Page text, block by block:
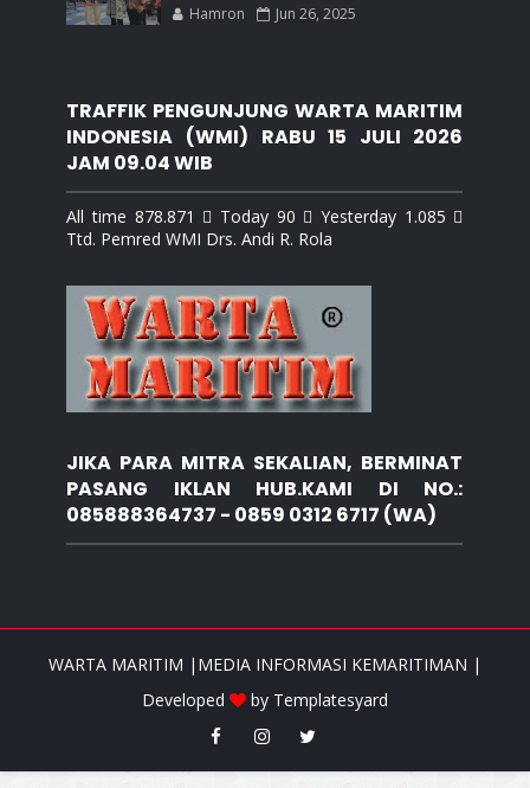
Hamron Jun 26, 2025
TRAFFIK PENGUNJUNG WARTA MARITIM
INDONESIA (WMI) RABU 15 JULI 2026
JAM 09.04 WIB
All time 878.871  Today 90  Yesterday 1.085 
Ttd. Pemred WMI Drs. Andi R. Rola
JIKA PARA MITRA SEKALIAN, BERMINAT
PASANG IKLAN HUB.KAMI DI NO.:
085888364737 - 0859 0312 6717 (WA)
WARTA MARITIM |MEDIA INFORMASI KEMARITIMAN |
Developed
by Templatesyard